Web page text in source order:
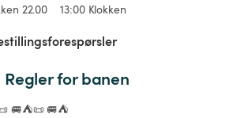
22.00 13:00 Klokken
Regler for banen
🚐⛺📜 🚐⛺